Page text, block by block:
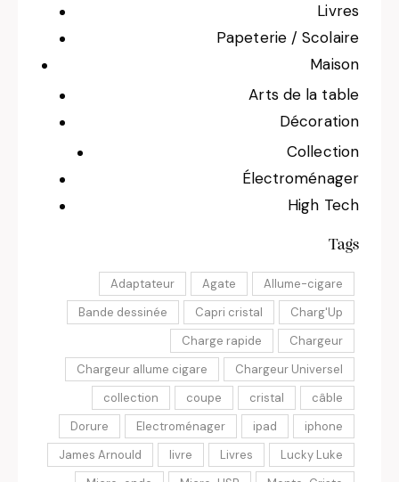
Livres
Papeterie / Scolaire
Maison
Arts de la table
Décoration
Collection
Électroménager
High Tech
Tags
Adaptateur Agate
Allume-cigare
Bande dessinée
Capri cristal
Charg'Up
Charge rapide
Chargeur
Chargeur allume cigare
Chargeur Universel
collection
coupe cristal
câble
Dorure
Electroménager ipad
iphone
James Arnould
livre Livres
Lucky Luke